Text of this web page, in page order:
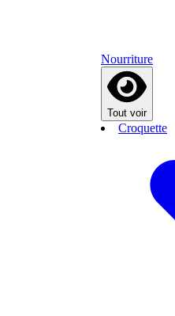
Nourriture
Tout voir
Croquette